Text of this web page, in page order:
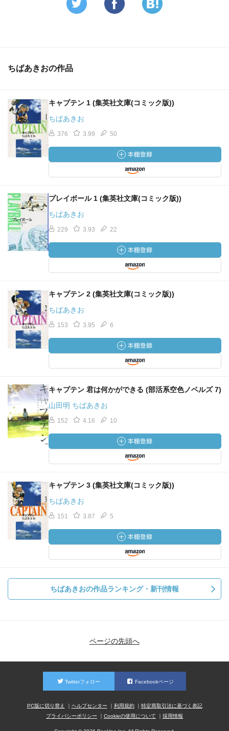
ちばあきおの作品
キャプテン 1 (集英社文庫(コミック版))
ちばあきお
376 3.99 50
プレイボール 1 (集英社文庫(コミック版))
ちばあきお
229 3.93 22
キャプテン 2 (集英社文庫(コミック版))
ちばあきお
153 3.95 6
キャプテン 君は何かができる (部活系空色ノベルズ 7)
山田明 ちばあきお
152 4.16 10
キャプテン 3 (集英社文庫(コミック版))
ちばあきお
151 3.87 5
ちばあきおの作品ランキング・新刊情報
ページの先頭へ
Twitterフォロー Facebookページ
PC版に切り替え ヘルプセンター 利用規約
特定商取引法に基づく表記
プライバシーポリシー
Cookieの使用について 採用情報